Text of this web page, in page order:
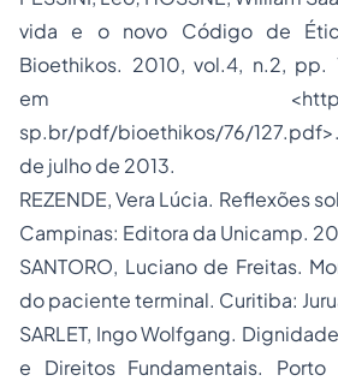
vida e o novo Código de
Bioethikos. 2010, vol.4, n.2, pp.
em <http://
sp.br/pdf/bioethikos/76/
de julho de 2013.
REZENDE, Vera Lúcia. Reflexões
Campinas: Editora da Unicamp.
SANTORO, Luciano de Freitas.
do paciente terminal. Curitiba:
SARLET, Ingo Wolfgang.
e Direitos Fundamentais.